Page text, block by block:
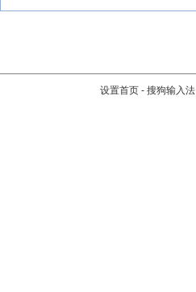
设置首页 - 搜狗输入法